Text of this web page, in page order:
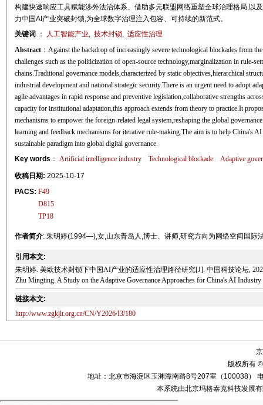
构建快速响应工具赋能涉外法治体系、借助多元联盟网络重塑全球治理格局,以
力中国AI产业突破封锁,为全球数字治理注入包容、可持续的新范式。
关键词
： 人工智能产业, 技术封锁, 适应性治理
Abstract：Against the backdrop of increasingly severe technological blockades from
challenges such as the politicization of open-source technology,marginalization in rule-
chains.Traditional governance models,characterized by static objectives,hierarchical
industrial development and national strategic security.There is an urgent need to adopt
agile advantages in rapid response and preventive legislation,collaborative strengths
capacity for institutional adaptation,this approach extends from theory to practice.It
mechanisms to empower the foreign-related legal system,reshaping the global
learning and feedback mechanisms for iterative rule-making.The aim is to help China's
sustainable paradigm into global digital governance.
Key words ： Artificial intelligence industry Technological blockade Adaptive
收稿日期: 2025-10-17
PACS: F49
D815
TP18
作者简介: 朱明婷(1994—),女,山东青岛人,博士、讲师,研究方向为网络空间国际
引用本文:
朱明婷. 美欧技术封锁下中国AI产业的适应性治理路径研究[J]. 中国科技论坛,
Zhu Mingting. A Study on the Adaptive Governance Approaches for China's AI
链接本文:
http://www.zgkjlt.org.cn/CN/Y2026/I3/180
版权所有
地址：北京市海淀区玉渊潭南路8号207室（100038）
本系统由北京玛格泰克科技发展